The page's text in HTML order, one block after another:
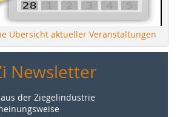
Übersicht aktueller Veranstaltungen
Newsletter
der Ziegelindustrie